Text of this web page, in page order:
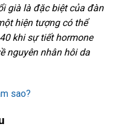
già là đặc biệt của đàn
hiện tượng có thể
khi sự tiết hormone
nguyên nhân hôi da
sao?